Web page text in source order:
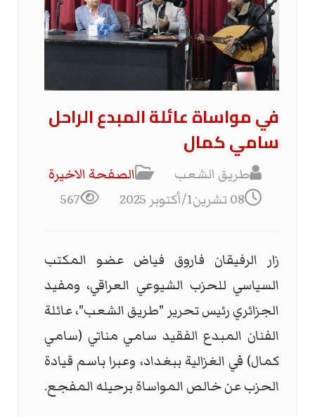
في مواساة عائلة المبدع الراحل
سامي كمال
طريق الشعب
الصفحة الاخیرة
08 تشرين1/أكتوبر 2025
567
زار الرفيقان فاروق فياض عضو المكتب
السياسي للحزب الشيوعي العراقي، ومفيد
الجزائري رئيس تحرير "طريق الشعب"، عائلة
الفنان المبدع الفقيد سامي مناتي (سامي
كمال) في الغزالية ببغداد، وعبرا باسم قيادة
الحزب عن خالص المواساة برحيله المفجع.